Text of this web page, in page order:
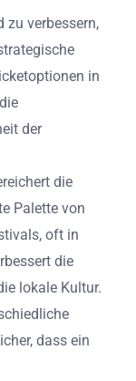
zu verbessern,
in
der
die
Palette von
oft in
die
lokale Kultur.
dass ein